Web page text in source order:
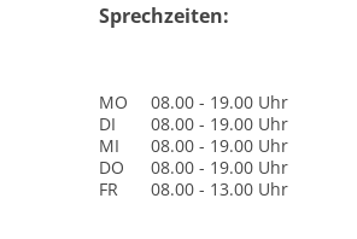
Sprechzeiten:
MO
08.00 - 19.00 Uhr
DI
08.00 - 19.00 Uhr
MI
08.00 - 19.00 Uhr
DO
08.00 - 19.00 Uhr
FR
08.00 - 13.00 Uhr